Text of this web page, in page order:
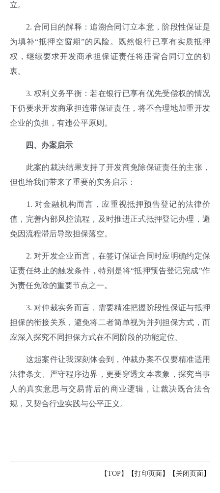
立。
2. 合同目的解释：追溯合同订立本意，阶段性保证是
为填补“抵押空窗期”的风险。既然银行已享有实质抵押
权，继续要求开发商承担保证责任将违背合同订立的初
衷。
3. 权利义务平衡：若在银行已享有优先受偿权的情况
下仍要求开发商承担连带保证责任，将不合理地加重开发
企业的负担，有违公平原则。
四、 办案启示
此案的裁决结果支持了开发商免除保证责任的主张，
但也给我们带来了重要的实务启示：
1. 对金融机构而言，应重视抵押预告登记的法律价
值，完善内部风控流程，及时推进正式抵押登记办理，避
免因流程滞后导致担保落空。
2. 对开发企业而言，在签订保证合同时应明确约定保
证责任终止的触发条件，特别是将“抵押预告登记完成”作
为责任免除的重要节点之一。
3. 对仲裁实务而言，需要精准把握阶段性保证与抵押
担保的衔接关系，避免将二者简单视为并列担保方式，而
应深入探究不同担保方式在不同阶段的功能定位。
这起案件让我深刻体会到，仲裁办案不仅要精准适用
法律条文、严守程序边界，更要穿透文本表象，探究当事
人的真实意思与交易背后的商业逻辑，让裁决既合法合
规，又契合行业实践与公平正义。
【TOP】 【打印页面 】【 关闭页面 】